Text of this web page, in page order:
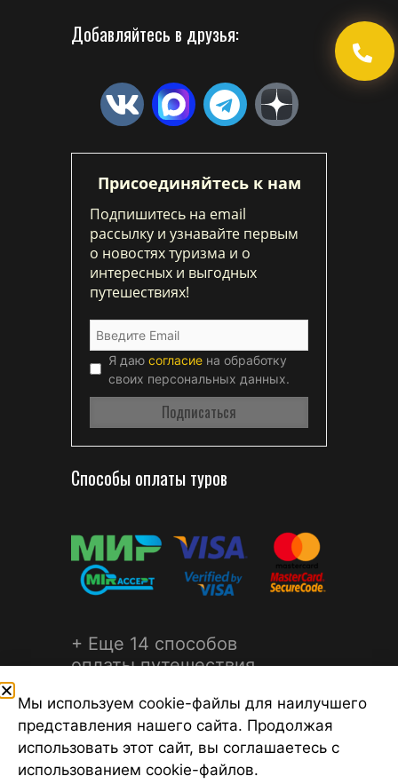
Добавляйтесь в друзья:
Присоединяйтесь к нам
Подпишитесь на email
рассылку и узнавайте первым
о новостях туризма и о
интересных и выгодных
путешествиях!
Я даю согласие на обработку
своих персональных данных.
Способы оплаты туров
+ Еще 14 способов
оплаты путешествия
©2026 Турагентство Турсфера - Поиск туров от надежных
Мы используем cookie-файлы для наилучшего
представления нашего сайта. Продолжая
использовать этот сайт, вы соглашаетесь с
использованием cookie-файлов.